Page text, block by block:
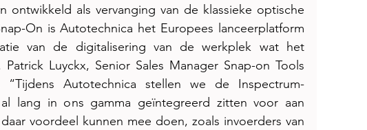
ontwikkeld als vervanging van de klassieke optische
On is Autotechnica het Europees lanceerplatform
van de digitalisering van de werkplek wat het
Patrick Luyckx, Senior Sales Manager Snap-on Tools
Autotechnica stellen we de Inspectrum-
lang in ons gamma geïntegreerd zitten voor aan
voordeel kunnen mee doen, zoals invoerders van